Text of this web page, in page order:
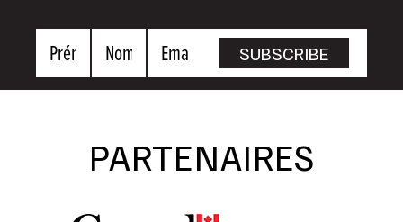
PrénomNom Email SUBSCRIBE
PARTENAIRES